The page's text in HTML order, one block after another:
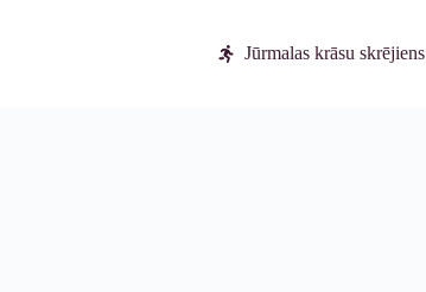
Jūrmalas krāsu skrējiens